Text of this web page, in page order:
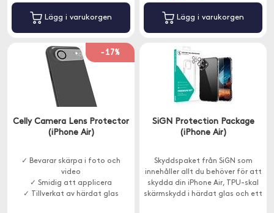
Lägg i varukorgen Lägg i varukorgen
-17%
Celly Camera Lens Protector
(iPhone Air)
✓ Bevarar skärpa i foto och
video
✓ Smidig att applicera
✓ Tillverkat av härdat glas
SiGN Protection Package
(iPhone Air)
Skyddspaket från SiGN som
innehåller allt du behöver för att
skydda din iPhone Air, TPU-skal
skärmskydd i härdat glas och ett